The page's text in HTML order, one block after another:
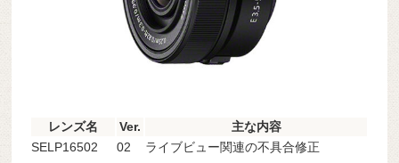
レンズ名 Ver.
主な内容
SELP16502
02 ライブビュー関連の不具合修正